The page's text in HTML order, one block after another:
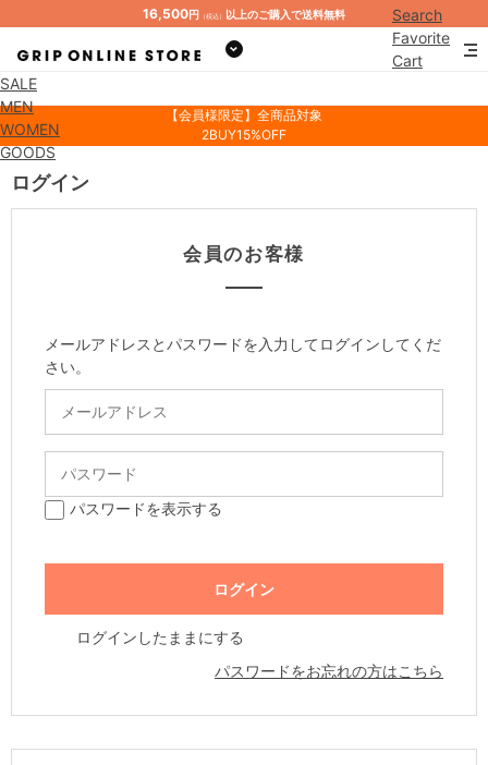
16,500円 （税込） 以上のご購入で送料無料
Search
Favorite
Cart
SALE
MEN
WOMEN
GOODS
【会員様限定】全商品対象
2BUY15%OFF
ログイン
会員のお客様
メールアドレスとパスワードを入力してログインしてくだ
さい。
パスワードを表示する
ログインしたままにする
パスワードをお忘れの方はこちら